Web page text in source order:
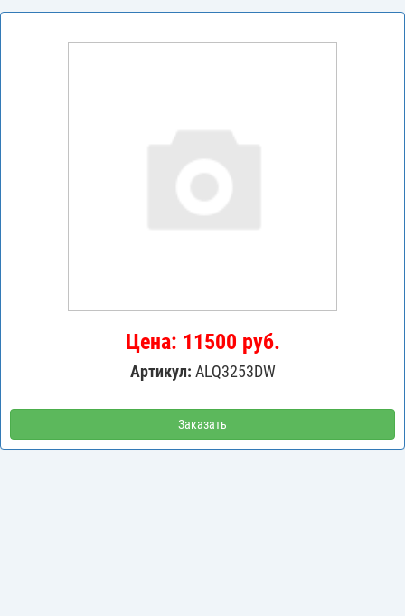
Цена: 11500 руб.
Артикул: ALQ3253DW
Заказать